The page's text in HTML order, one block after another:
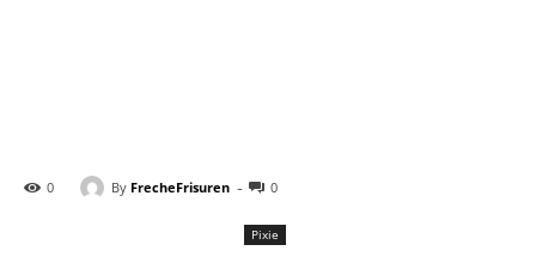
0 By FrecheFrisuren - 0
Pixie